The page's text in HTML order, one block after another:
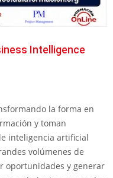
Intelligence
la forma en
y toman
inteligencia artificial
volúmenes de
oportunidades y generar